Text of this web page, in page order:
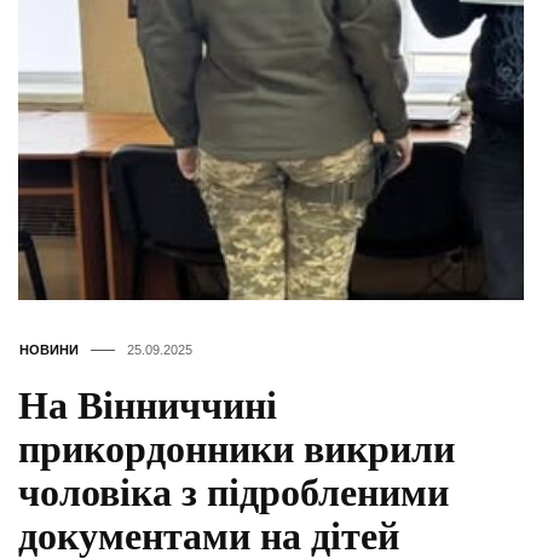
НОВИНИ 25.09.2025
На Вінниччині
прикордонники викрили
чоловіка з підробленими
документами на дітей